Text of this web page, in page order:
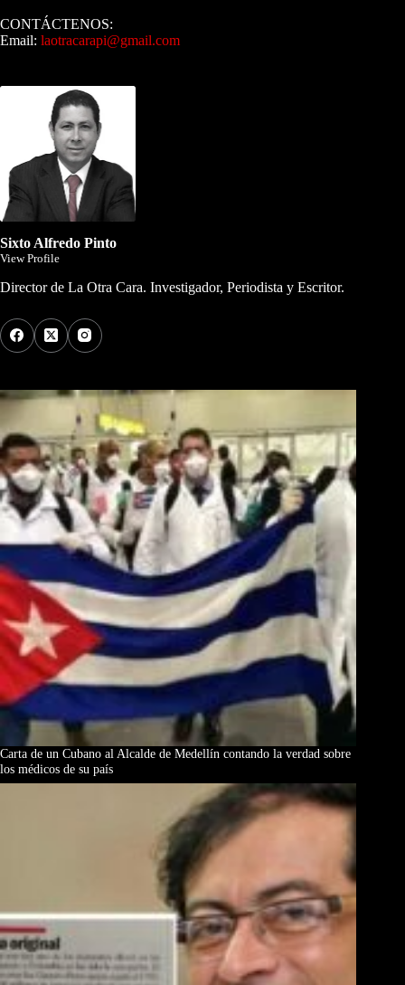
CONTÁCTENOS:
Email: laotracarapi@gmail.com
Sixto Alfredo Pinto
View Profile
Director de La Otra Cara. Investigador, Periodista y Escritor.
Carta de un Cubano al Alcalde de Medellín contando la verdad sobre
los médicos de su país